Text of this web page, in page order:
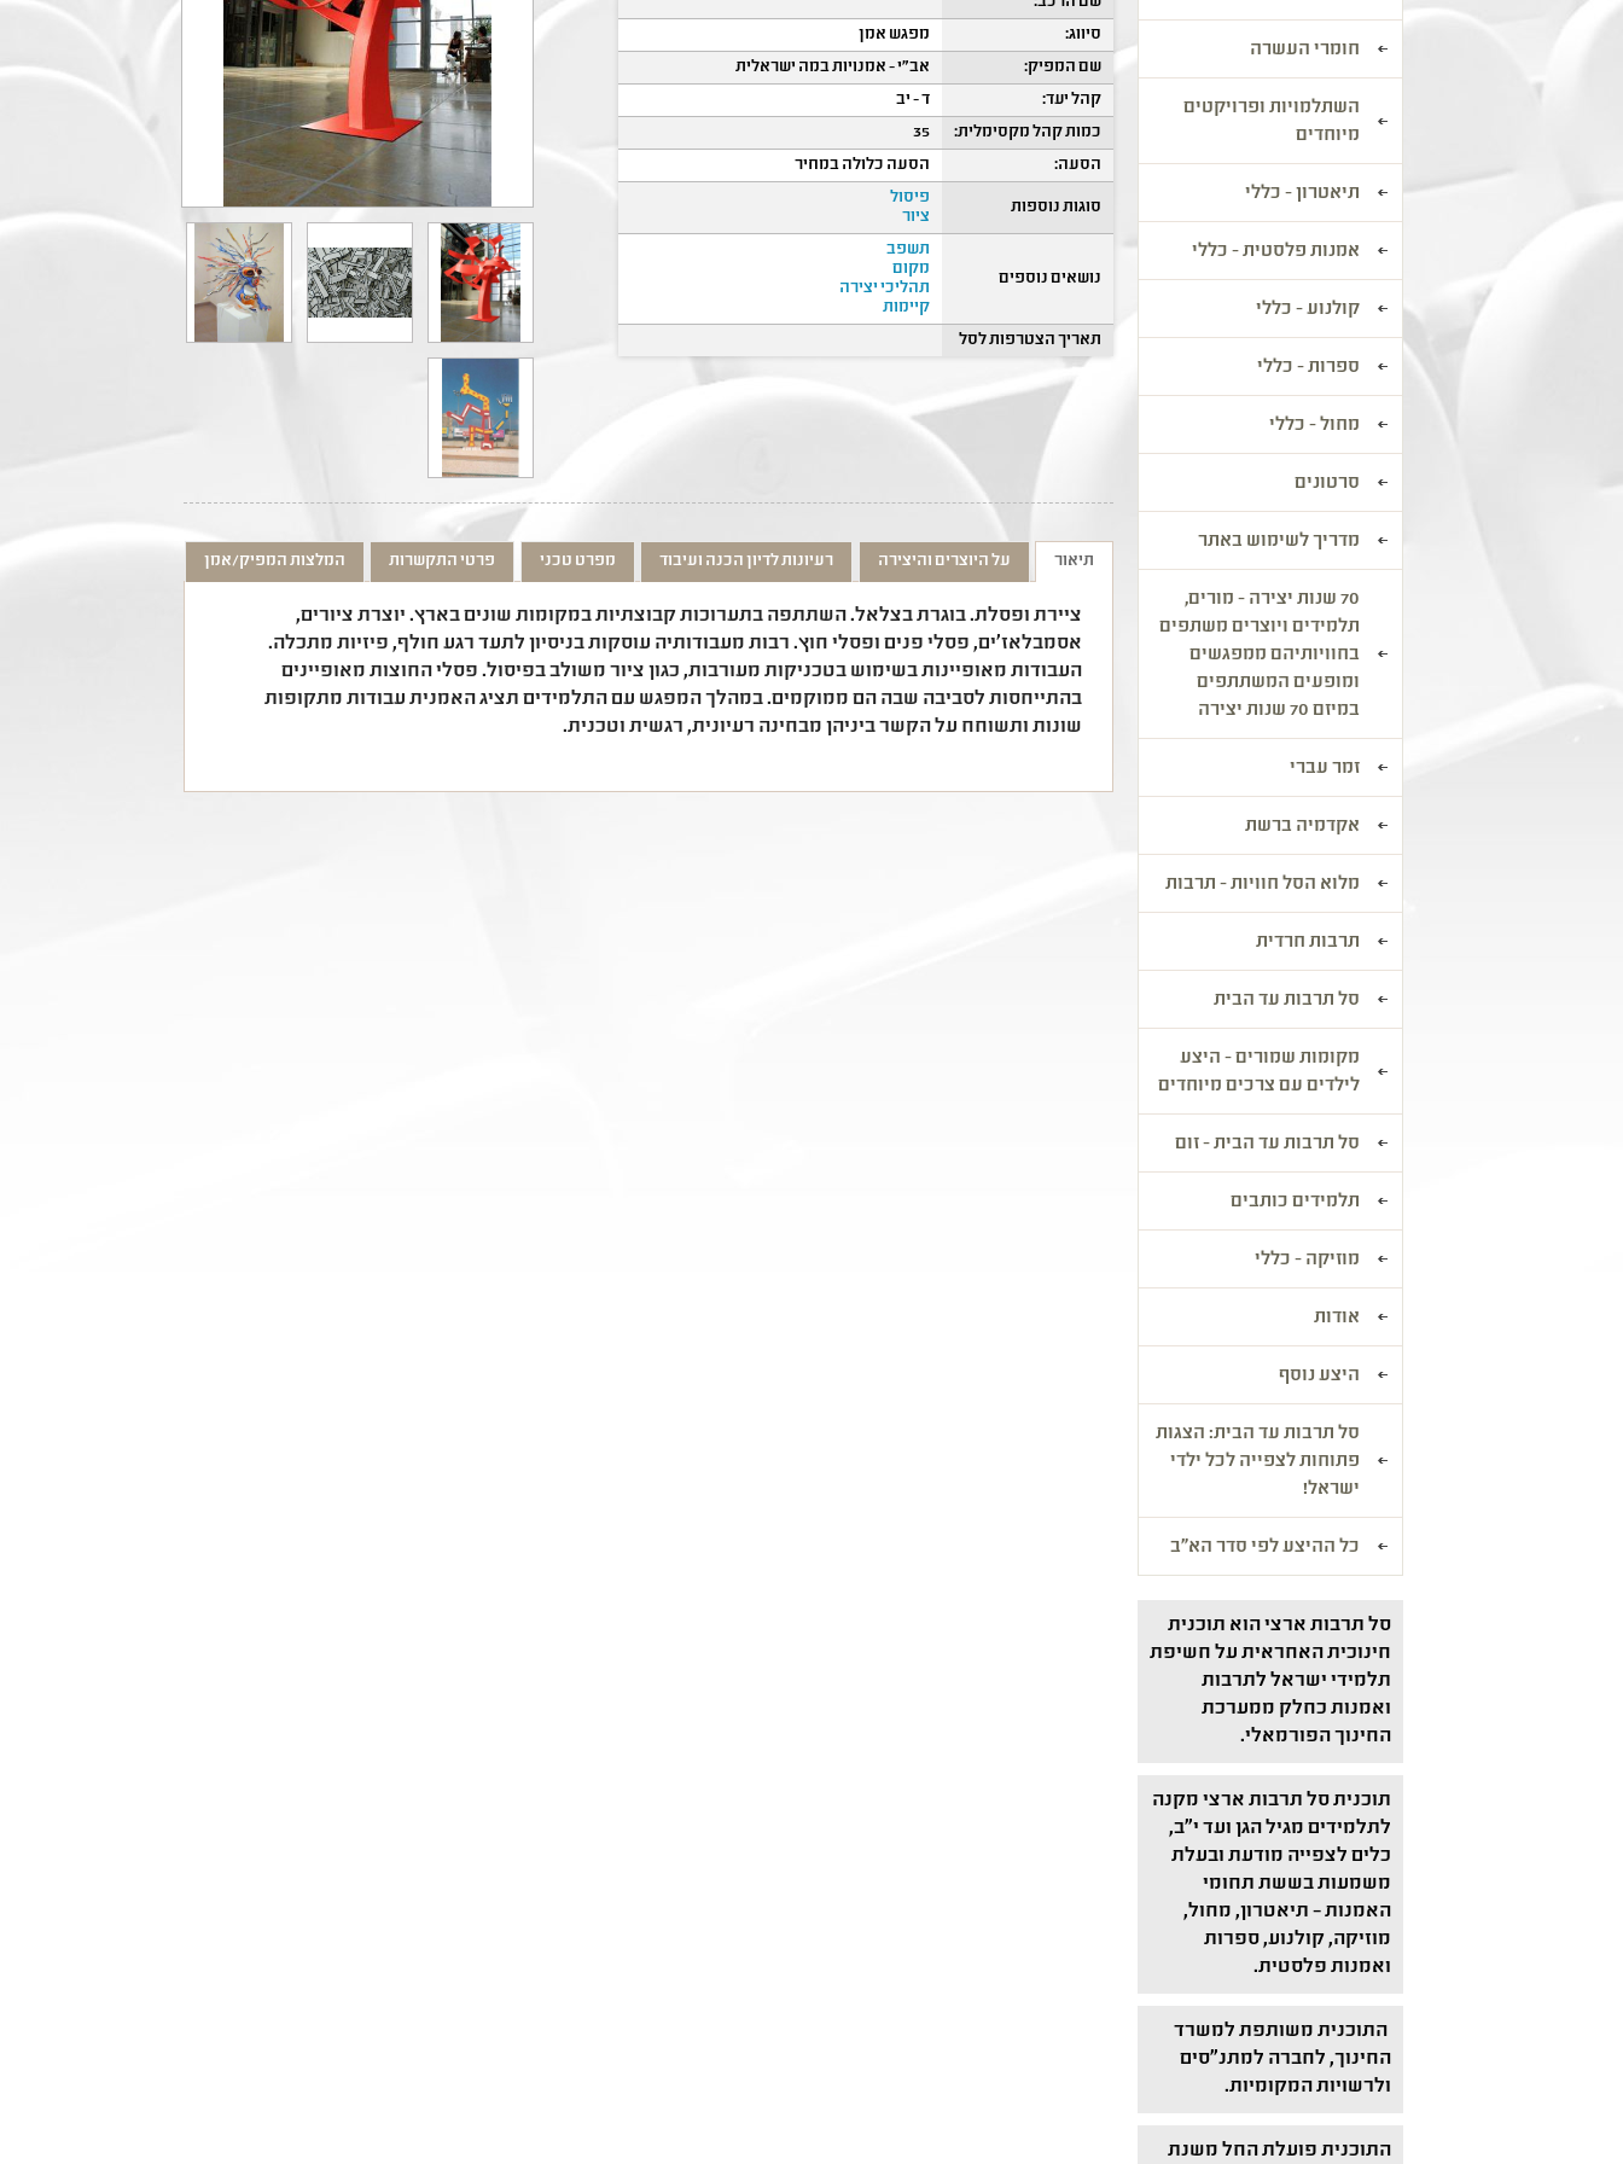
סיווג:
מפגש אמן
שם המפיק:
אב"י - אמנויות במה ישראלית
קהל יעד:
ד - יב
כמות קהל מקסימלית:
35
הסעה:
הסעה כלולה במחיר
סוגות נוספות
פיסול
ציור
נושאים נוספים
תשפב
מקום
תהליכי יצירה
קיימות
תאריך הצטרפות לסל
תיאור על היוצרים והיצירה רעיונות לדיון הכנה ועיבוד מפרט טכני פרטי התקשרות המלצות המפיק/אמן
ציירת ופסלת. בוגרת בצלאל. השתתפה בתערוכות קבוצתיות במקומות שונים בארץ. יוצרת ציורים,
אסמבלאז'ים, פסלי פנים ופסלי חוץ. רבות מעבודותיה עוסקות בניסיון לתעד רגע חולף, פיזיות מתכלה.
העבודות מאופיינות בשימוש בטכניקות מעורבות, כגון ציור משולב בפיסול. פסלי החוצות מאופיינים
בהתייחסות לסביבה שבה הם ממוקמים. במהלך המפגש עם התלמידים תציג האמנית עבודות מתקופות
שונות ותשוחח על הקשר ביניהן מבחינה רעיונית, רגשית וטכנית.
חומרי העשרה
השתלמויות ופרויקטים
מיוחדים
תיאטרון - כללי
אמנות פלסטית - כללי
קולנוע - כללי
ספרות - כללי
מחול - כללי
סרטונים
מדריך לשימוש באתר
70 שנות יצירה - מורים,
תלמידים ויוצרים משתפים
בחוויותיהם ממפגשים
ומופעים המשתתפים
במיזם 70 שנות יצירה
זמר עברי
אקדמיה ברשת
מלוא הסל חוויות - תרבות
תרבות חרדית
סל תרבות עד הבית
מקומות שמורים - היצע
לילדים עם צרכים מיוחדים
סל תרבות עד הבית - זום
תלמידים כותבים
מוזיקה - כללי
אודות
היצע נוסף
סל תרבות עד הבית: הצגות
פתוחות לצפייה לכל ילדי
ישראל!
כל ההיצע לפי סדר הא"ב
סל תרבות ארצי הוא תוכנית
חינוכית האחראית על חשיפת
תלמידי ישראל לתרבות
ואמנות כחלק ממערכת
החינוך הפורמאלי.
תוכנית סל תרבות ארצי מקנה
לתלמידים מגיל הגן ועד י"ב,
כלים לצפייה מודעת ובעלת
משמעות בששת תחומי
האמנות – תיאטרון, מחול,
מוזיקה, קולנוע, ספרות
ואמנות פלסטית.
התוכנית משותפת למשרד
החינוך, לחברה למתנ"סים
ולרשויות המקומיות.
התוכנית פועלת החל משנת